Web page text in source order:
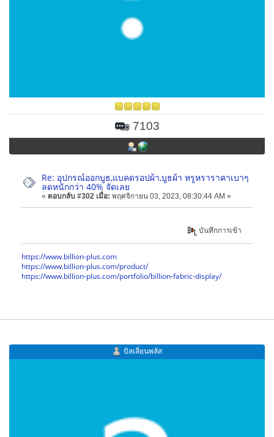
7103
Re: อุปกรณ์ออกบูธ,แบคดรอปผ้า,บูธผ้า หรูหราราคาเบาๆ
ลดหนักกว่า 40% จัดเลย
« ตอบกลับ #302 เมื่อ: พฤศจิกายน 03, 2023, 08:30:44 AM »
บันทึกการเข้า
https://www.billion-plus.com
https://www.billion-plus.com/product/
https://www.billion-plus.com/portfolio/billion-fabric-display/
บิลเลี่ยนพลัส